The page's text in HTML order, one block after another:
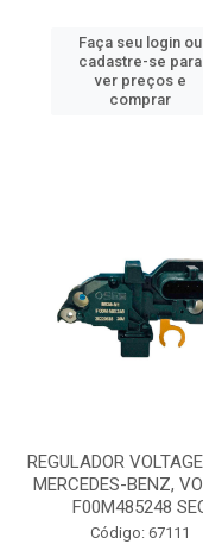
Faça seu login ou
cadastre-se para
ver preços e
comprar
REGULADOR
MERCEDES-BENZ,
F00M485248
Código: 67111